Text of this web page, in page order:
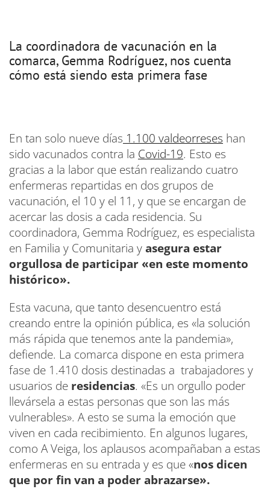
La coordinadora de vacunación en la
comarca, Gemma Rodríguez, nos cuenta
cómo está siendo esta primera fase
En tan solo nueve días 1.100 valdeorreses han
sido vacunados contra la Covid-19. Esto es
gracias a la labor que están realizando cuatro
enfermeras repartidas en dos grupos de
vacunación, el 10 y el 11, y que se encargan de
acercar las dosis a cada residencia. Su
coordinadora, Gemma Rodríguez, es especialista
en Familia y Comunitaria yasegura estar
orgullosa de participar «en este momento
histórico».
Esta vacuna, que tanto desencuentro está
creando entre la opinión pública, es «la solución
más rápida que tenemos ante la pandemia»,
defiende. La comarca dispone en esta primera
fase de 1.410 dosis destinadas a trabajadores y
usuarios de residencias. «Es un orgullo poder
llevársela a estas personas que son las más
vulnerables». A esto se suma la emoción que
viven en cada recibimiento. En algunos lugares,
como A Veiga, los aplausos acompañaban a estas
enfermeras en su entrada y es que «nos dicen
que por fin van a poder abrazarse».